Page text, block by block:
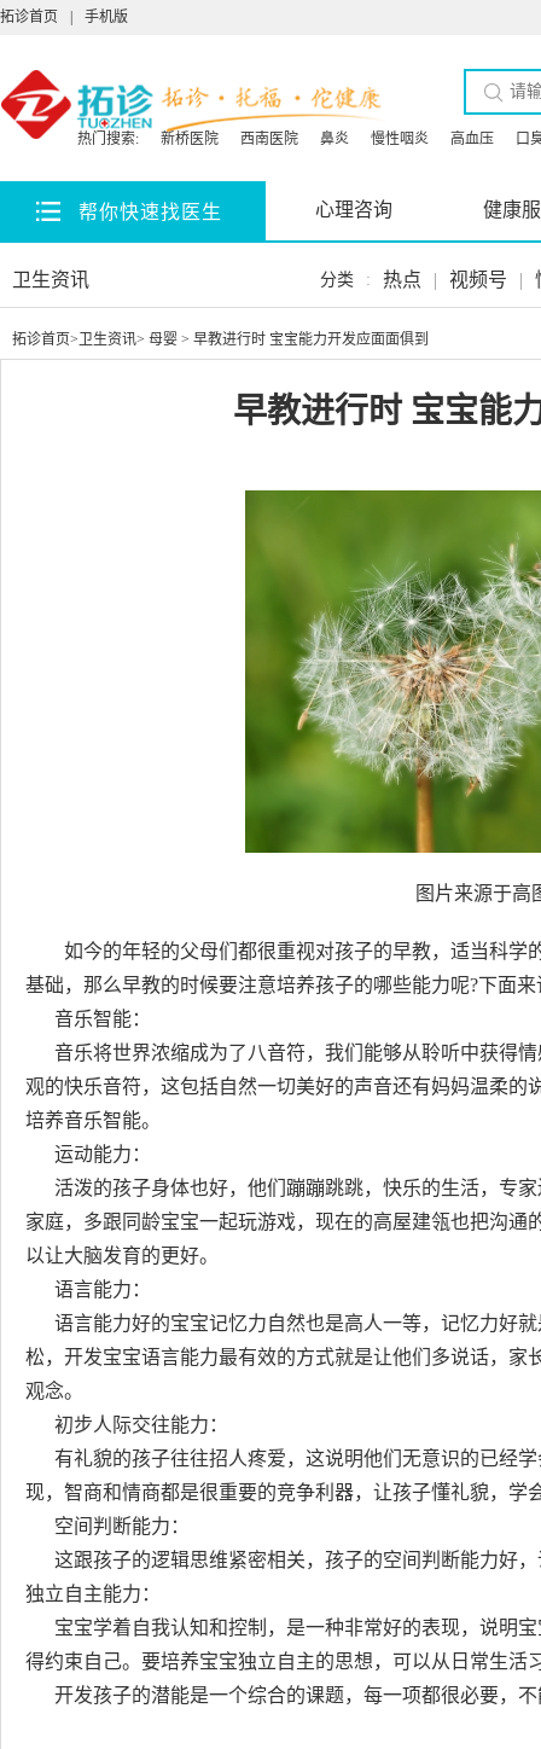
拓诊首页 手机版
热门搜索: 新桥医院 西南医院 鼻炎 慢性咽炎 高血压 口
帮你快速找医生 心理咨询 健康
卫生资讯 分类 : 热点 | 视频号 |
拓诊首页> 卫生资讯> 母婴 > 早教进行时 宝宝能力开发应面面俱到
早教进行时 宝宝能
图片来源于高
如今的年轻的父母们都很重视对孩子的早教，适当科
基础，那么早教的时候要注意培养孩子的哪些能力呢?下面
音乐智能：
音乐将世界浓缩成为了八音符，我们能够从聆听中获得
观的快乐音符，这包括自然一切美好的声音还有妈妈温柔
培养音乐智能。
运动能力：
活泼的孩子身体也好，他们蹦蹦跳跳，快乐的生活，专
家庭，多跟同龄宝宝一起玩游戏，现在的高屋建瓴也把沟
以让大脑发育的更好。
语言能力：
语言能力好的宝宝记忆力自然也是高人一等，记忆力好
松，开发宝宝语言能力最有效的方式就是让他们多说话，
观念。
初步人际交往能力：
有礼貌的孩子往往招人疼爱，这说明他们无意识的已经
现，智商和情商都是很重要的竞争利器，让孩子懂礼貌，学
空间判断能力：
这跟孩子的逻辑思维紧密相关，孩子的空间判断能力好
独立自主能力：
宝宝学着自我认知和控制，是一种非常好的表现，说明
得约束自己。要培养宝宝独立自主的思想，可以从日常生活
开发孩子的潜能是一个综合的课题，每一项都很必要，